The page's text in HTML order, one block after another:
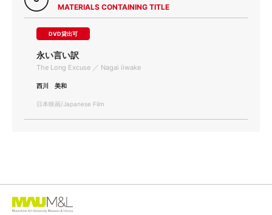
MATERIALS CONTAINING TITLE
DVD貸出可
永い言い訳
The Long Excuse ／ Nagai iiwake
西川 美和
日本映画/Japanese Film